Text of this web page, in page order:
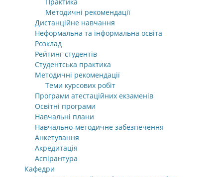
Методичні рекомендації
Дистанційне навчання
Неформальна та інформальна освіта
Розклад
Рейтинг студентів
Студентська практика
Методичні рекомендації
Теми курсових робіт
Програми атестаційних екзаменів
Освітні програми
Навчальні плани
Навчально-методичне забезпечення
Анкетування
Акредитація
Аспірантура
Кафедри